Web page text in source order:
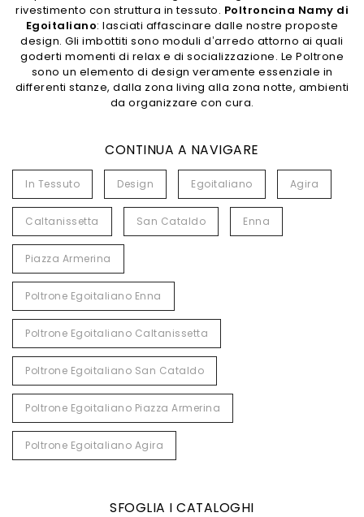
rivestimento con struttura in tessuto. Poltroncina Namy di
Egoitaliano: lasciati affascinare dalle nostre proposte
design. Gli imbottiti sono moduli d’arredo attorno ai quali
goderti momenti di relax e di socializzazione. Le Poltrone
sono un elemento di design veramente essenziale in
differenti stanze, dalla zona living alla zona notte, ambienti
da organizzare con cura.
CONTINUA A NAVIGARE
In Tessuto Design Egoitaliano Agira
Caltanissetta San Cataldo Enna
Piazza Armerina
Poltrone Egoitaliano Enna
Poltrone Egoitaliano Caltanissetta
Poltrone Egoitaliano San Cataldo
Poltrone Egoitaliano Piazza Armerina
Poltrone Egoitaliano Agira
SFOGLIA I CATALOGHI